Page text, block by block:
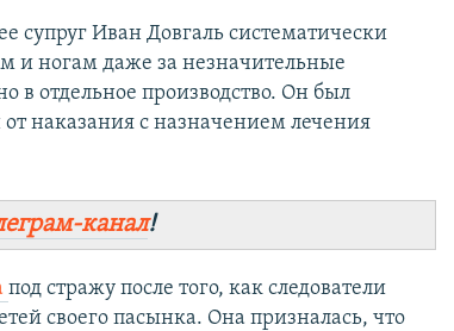
супруг Иван Довгаль систематически
и ногам даже за незначительные
в отдельное производство. Он был
наказания с назначением лечения
канал!
под стражу после того, как следователи
своего пасынка. Она призналась, что